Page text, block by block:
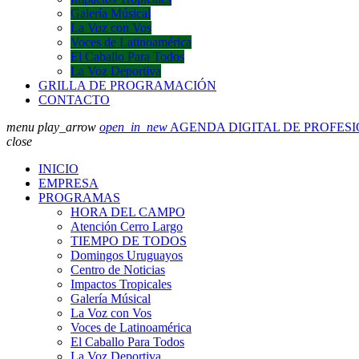
Galería Músical
La Voz con Vos
Voces de Latinoamérica
El Caballo Para Todos
La Voz Deportiva
GRILLA DE PROGRAMACIÓN
CONTACTO
menu play_arrow open_in_new AGENDA DIGITAL DE
close
INICIO
EMPRESA
PROGRAMAS
HORA DEL CAMPO
Atención Cerro Largo
TIEMPO DE TODOS
Domingos Uruguayos
Centro de Noticias
Impactos Tropicales
Galería Músical
La Voz con Vos
Voces de Latinoamérica
El Caballo Para Todos